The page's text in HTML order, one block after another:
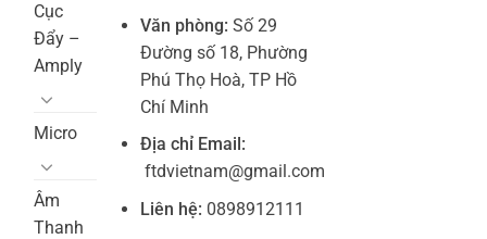
Cục
Đẩy –
Amply
Micro
Âm
Thanh
Văn phòng: Số 29
Đường số 18, Phường
Phú Thọ Hoà, TP Hồ
Chí Minh
Địa chỉ Email:
ftdvietnam@gmail.com
Liên hệ: 0898912111